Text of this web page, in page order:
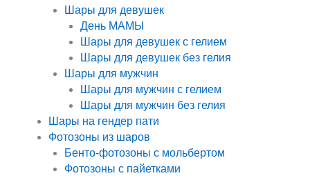
Шары для девушек
День МАМЫ
Шары для девушек с гелием
Шары для девушек без гелия
Шары для мужчин
Шары для мужчин с гелием
Шары для мужчин без гелия
Шары на гендер пати
Фотозоны из шаров
Бенто-фотозоны с мольбертом
Фотозоны с пайетками